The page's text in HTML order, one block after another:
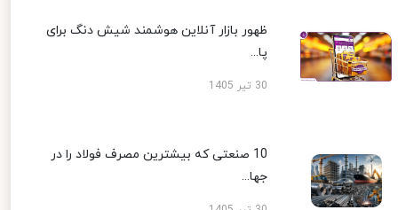
ظهور بازار آنلاین هوشمند شیش دنگ برای
پا...
30 تیر 1405
10 صنعتی که بیشترین مصرف فولاد را در
جها...